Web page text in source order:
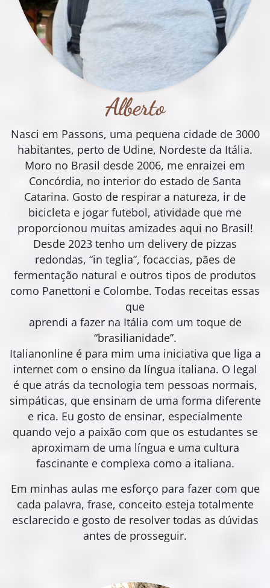
Alberto
Nasci em Passons, uma pequena cidade de 3000
habitantes, perto de Udine, Nordeste da Itália.
Moro no Brasil desde 2006, me enraizei em
Concórdia, no interior do estado de Santa
Catarina. Gosto de respirar a natureza, ir de
bicicleta e jogar futebol, atividade que me
proporcionou muitas amizades aqui no Brasil!
Desde 2023 tenho um delivery de pizzas
redondas, “in teglia”, focaccias, pães de
fermentação natural e outros tipos de produtos
como Panettoni e Colombe. Todas receitas essas
que
aprendi a fazer na Itália com um toque de
“brasilianidade”.
Italianonline é para mim uma iniciativa que liga a
internet com o ensino da língua italiana. O legal
é que atrás da tecnologia tem pessoas normais,
simpáticas, que ensinam de uma forma diferente
e rica. Eu gosto de ensinar, especialmente
quando vejo a paixão com que os estudantes se
aproximam de uma língua e uma cultura
fascinante e complexa como a italiana.
Em minhas aulas me esforço para fazer com que
cada palavra, frase, conceito esteja totalmente
esclarecido e gosto de resolver todas as dúvidas
antes de prosseguir.